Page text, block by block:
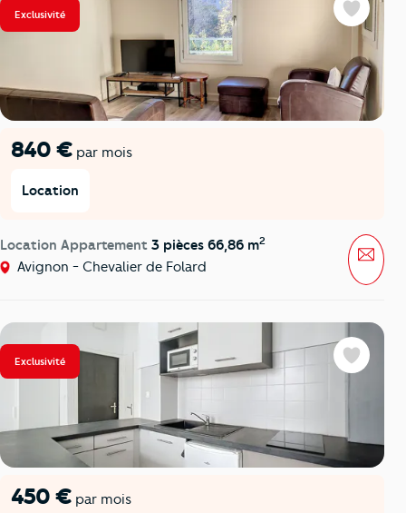
Exclusivité
840 € par mois
Location
Location Appartement 3 pièces 66,86 m2
Avignon - Chevalier de Folard
Favoris
Exclusivité
450 € par mois
Favoris